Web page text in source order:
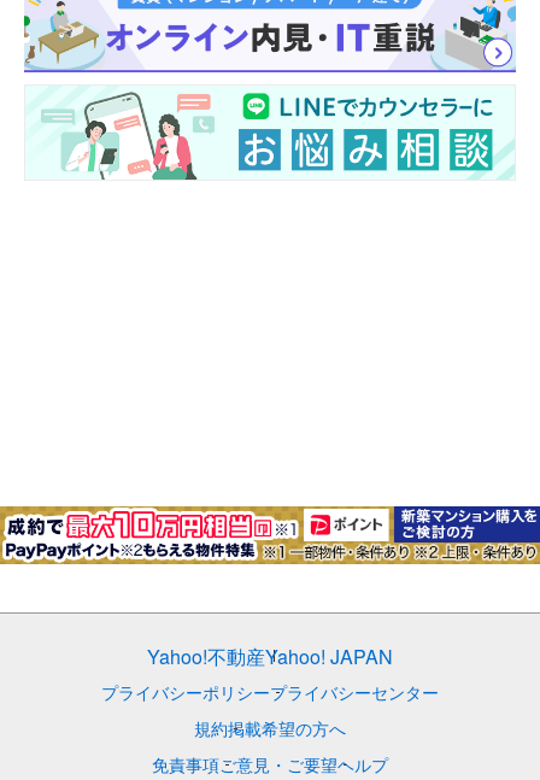
Yahoo!不動産Yahoo! JAPAN
プライバシーポリシープライバシーセンター
規約掲載希望の方へ
免責事項ご意見・ご要望ヘルプ